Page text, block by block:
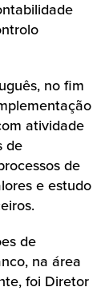
no fim
atividade
de
de
e estudo
de
na área
foi Diretor